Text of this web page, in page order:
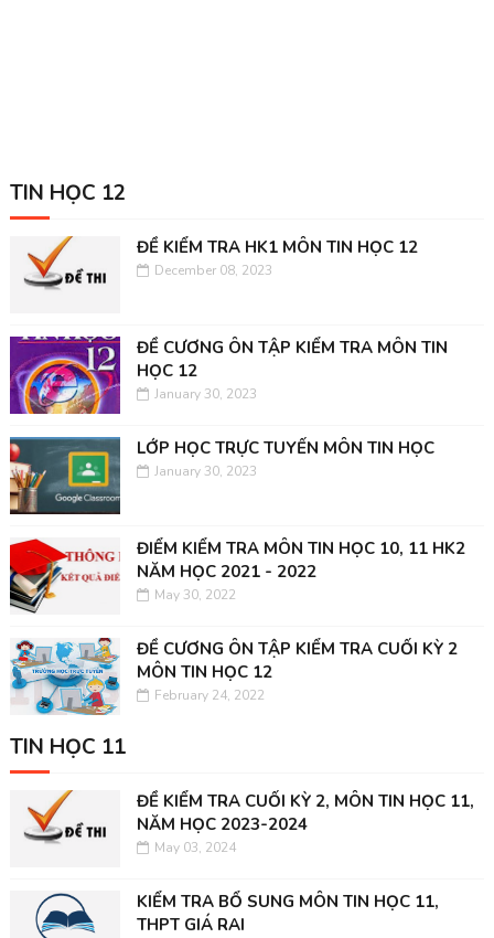
TIN HỌC 12
ĐỀ KIỂM TRA HK1 MÔN TIN HỌC 12
December 08, 2023
ĐỀ CƯƠNG ÔN TẬP KIỂM TRA MÔN TIN
HỌC 12
January 30, 2023
LỚP HỌC TRỰC TUYẾN MÔN TIN HỌC
January 30, 2023
ĐIỂM KIỂM TRA MÔN TIN HỌC 10, 11 HK2
NĂM HỌC 2021 - 2022
May 30, 2022
ĐỀ CƯƠNG ÔN TẬP KIỂM TRA CUỐI KỲ 2
MÔN TIN HỌC 12
February 24, 2022
TIN HỌC 11
ĐỀ KIỂM TRA CUỐI KỲ 2, MÔN TIN HỌC 11,
NĂM HỌC 2023-2024
May 03, 2024
KIỂM TRA BỔ SUNG MÔN TIN HỌC 11,
THPT GIÁ RAI